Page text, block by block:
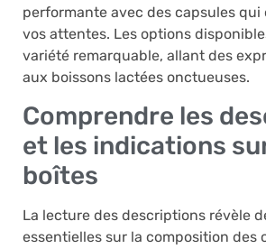
performante avec des capsules qui
vos attentes. Les options
variété remarquable, allant des
aux boissons lactées onctueuses.
Comprendre les
et les indications
boîtes
La lecture des descriptions révèle
essentielles sur la composition des